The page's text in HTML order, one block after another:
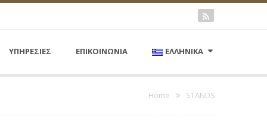
ΥΠΗΡΕΣΙΕΣ ΕΠΙΚΟΙΝΩΝΙΑ ΕΛΛΗΝΙΚΑ
Home STANDS